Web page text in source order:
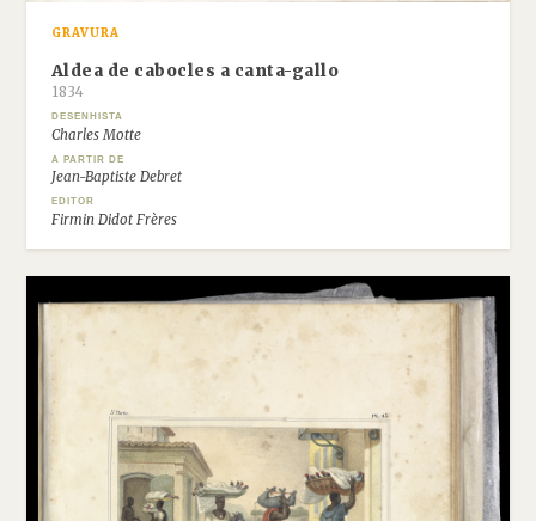
GRAVURA
Aldea de cabocles a canta-gallo
1834
DESENHISTA
Charles Motte
A PARTIR DE
Jean-Baptiste Debret
EDITOR
Firmin Didot Frères